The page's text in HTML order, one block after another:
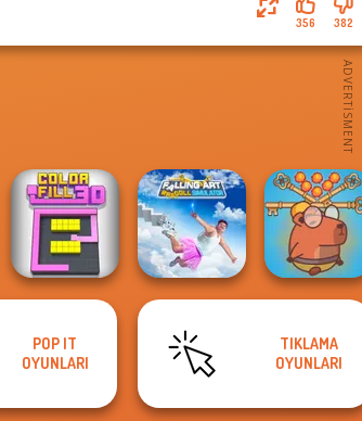
382
356
Color Fill 3D
Falling Art
Ragdoll
Simulator
Save Baby
Capybaras: Pull
Pin
POP IT
OYUNLARI
TIKLAMA
OYUNLARI